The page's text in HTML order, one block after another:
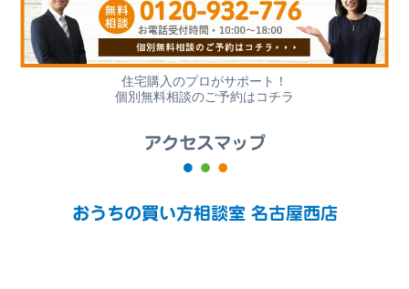
住宅購入のプロがサポート！
個別無料相談のご予約はコチラ
アクセスマップ
おうちの買い方相談室 名古屋西店